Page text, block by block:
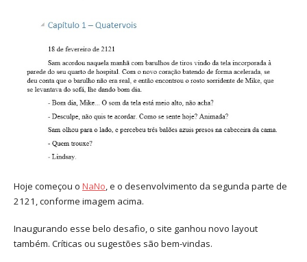
Hoje começou o NaNo , e o desenvolvimento da segunda parte de
2121, conforme imagem acima.
Inaugurando esse belo desafio, o site ganhou novo layout
também. Críticas ou sugestões são bem-vindas.